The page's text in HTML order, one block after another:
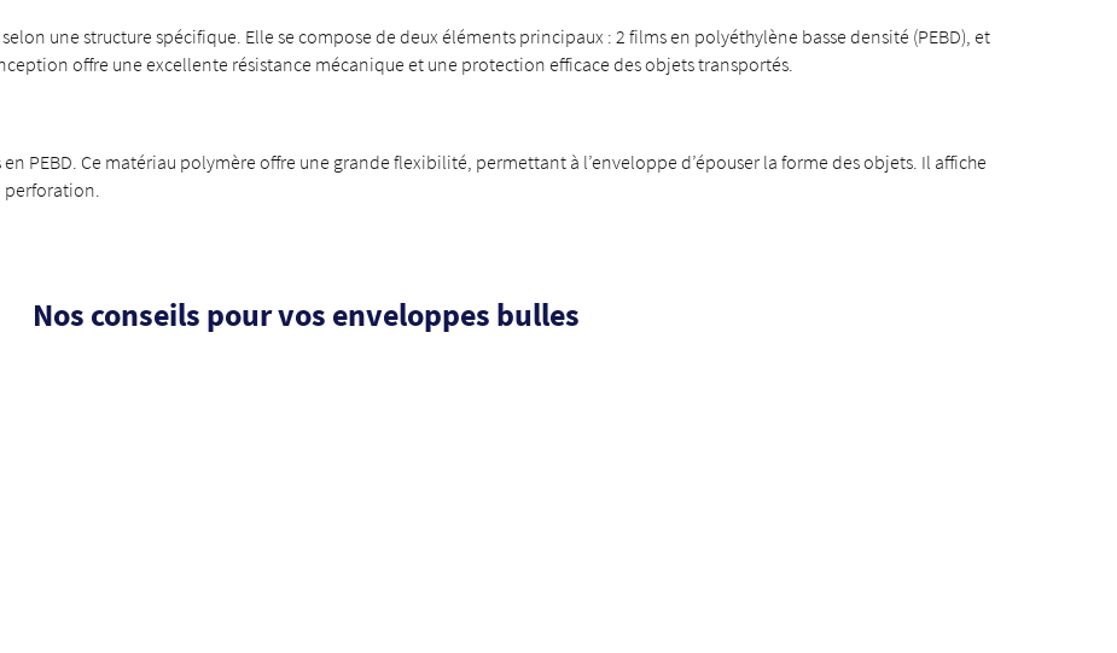
une structure spécifique. Elle se compose de deux éléments principaux : 2 films en polyéthylène basse densité (PEBD), et
offre une excellente résistance mécanique et une protection efficace des objets transportés.
PEBD. Ce matériau polymère offre une grande flexibilité, permettant à l’enveloppe d’épouser la forme des objets. Il affiche
perforation.
Nos conseils pour vos enveloppes bulles